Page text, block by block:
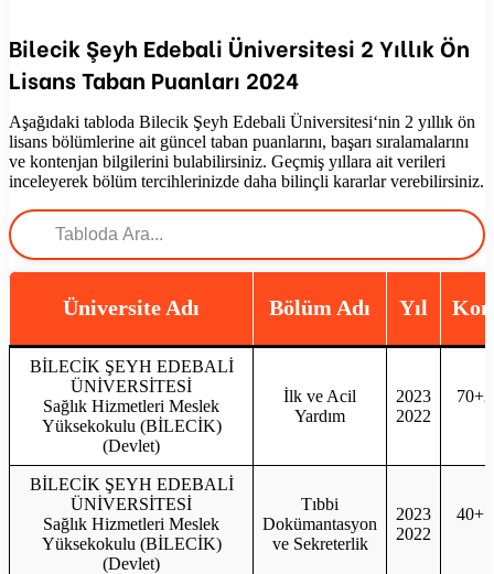
Bilecik Şeyh Edebali Üniversitesi 2 Yıllık Ön
Lisans Taban Puanları 2024
Aşağıdaki tabloda Bilecik Şeyh Edebali Üniversitesi‘nin 2 yıllık ön
lisans bölümlerine ait güncel taban puanlarını, başarı sıralamalarını
ve kontenjan bilgilerini bulabilirsiniz. Geçmiş yıllara ait verileri
inceleyerek bölüm tercihlerinizde daha bilinçli kararlar verebilirsiniz.
Üniversite Adı Bölüm Adı Yıl
BİLECİK ŞEYH EDEBALİ
ÜNİVERSİTESİ
Sağlık Hizmetleri Meslek
Yüksekokulu (BİLECİK)
(Devlet)
İlk ve Acil
Yardım
2023
2022
BİLECİK ŞEYH EDEBALİ
ÜNİVERSİTESİ
Sağlık Hizmetleri Meslek
Yüksekokulu (BİLECİK)
(Devlet)
Tıbbi
Dokümantasyon
ve Sekreterlik
2023
2022